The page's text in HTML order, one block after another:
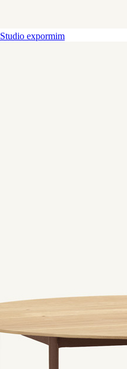
Studio expormim